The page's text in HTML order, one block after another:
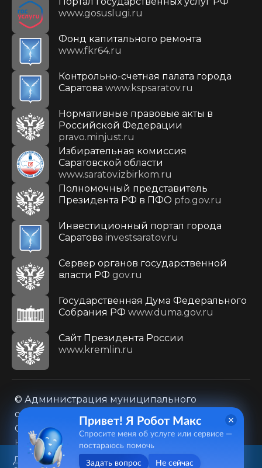
www.gosuslugi.ru
Фонд капитального ремонта
www.fkr64.ru
Контрольно-счетная палата города
Саратова www.kspsaratov.ru
Нормативные правовые акты в
Российской Федерации
pravo.minjust.ru
Избирательная комиссия
Саратовской области
www.saratov.izbirkom.ru
Полномочный представитель
Президента РФ в ПФО pfo.gov.ru
Инвестиционный портал города
Саратова investsaratov.ru
Сервер органов государственной
власти РФ gov.ru
Государственная Дума Федерального
Собрания РФ www.duma.gov.ru
Cайт Президента России
www.kremlin.ru
© Администрация муниципального
образования городского округа «Город
Саратов»
Контакты
Карта сайта
Политика в отношении обработки
Данный веб-сайт использует
Привет! Я Робот Макс
Спросите меня об услуге или сервисе —
постараюсь помочь
Задать вопрос Не сейчас